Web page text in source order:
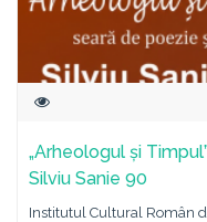
„Arheologul și
Silviu Sanie 90
Institutul Cultural Român